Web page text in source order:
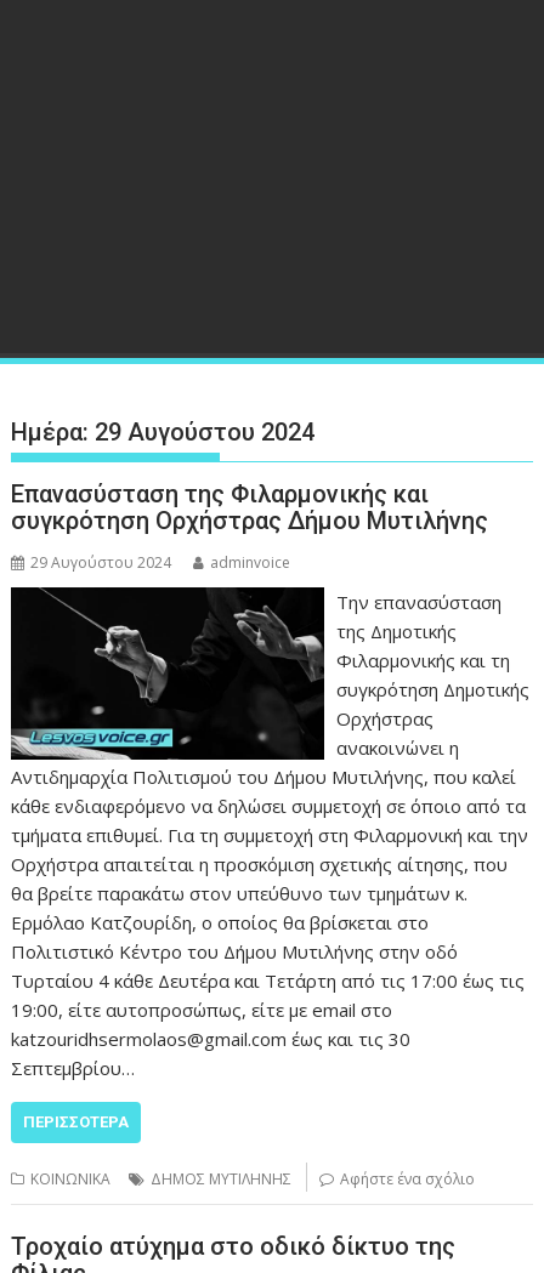
Ημέρα: 29 Αυγούστου 2024
Επανασύσταση της Φιλαρμονικής και
συγκρότηση Ορχήστρας Δήμου Μυτιλήνης
29 Αυγούστου 2024 adminvoice
Την επανασύσταση
της Δημοτικής
Φιλαρμονικής και τη
συγκρότηση Δημοτικής
Ορχήστρας
ανακοινώνει η
Αντιδημαρχία Πολιτισμού του Δήμου Μυτιλήνης, που καλεί
κάθε ενδιαφερόμενο να δηλώσει συμμετοχή σε όποιο από τα
τμήματα επιθυμεί. Για τη συμμετοχή στη Φιλαρμονική και την
Ορχήστρα απαιτείται η προσκόμιση σχετικής αίτησης, που
θα βρείτε παρακάτω στον υπεύθυνο των τμημάτων κ.
Ερμόλαο Κατζουρίδη, ο οποίος θα βρίσκεται στο
Πολιτιστικό Κέντρο του Δήμου Μυτιλήνης στην οδό
Τυρταίου 4 κάθε Δευτέρα και Τετάρτη από τις 17:00 έως τις
19:00, είτε αυτοπροσώπως, είτε με email στο
katzouridhsermolaos@gmail.com έως και τις 30
Σεπτεμβρίου…
ΠΕΡΙΣΣΌΤΕΡΑ
ΚΟΙΝΩΝΙΚΑ ΔΗΜΟΣ ΜΥΤΙΛΗΝΗΣ Αφήστε ένα σχόλιο
Τροχαίο ατύχημα στο οδικό δίκτυο της